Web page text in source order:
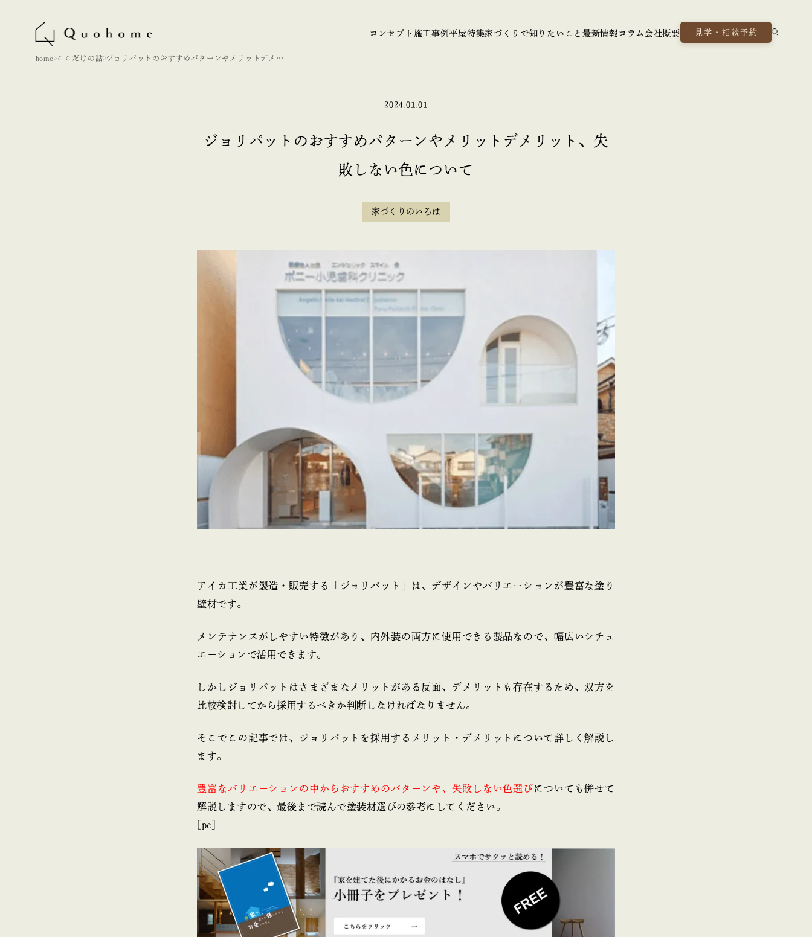
コンセプト 施工事例平屋特集家づくりで知りたいこと最新情報 コラム 会社概要 見学・相談予約
home ここだけの話 ジョリパットのおすすめパターンやメリットデメリ
2024.01.01
ジョリパットのおすすめパターンやメリットデメリット、失
敗しない色について
家づくりのいろは
アイカ工業が製造・販売する「ジョリパット」は、デザインやバリエーションが豊富な塗り
壁材です。
メンテナンスがしやすい特徴があり、内外装の両方に使用できる製品なので、幅広いシチュ
エーションで活用できます。
しかしジョリパットはさまざまなメリットがある反面、デメリットも存在するため、双方を
比較検討してから採用するべきか判断しなければなりません。
そこでこの記事では、ジョリパットを採用するメリット・デメリットについて詳しく解説し
ます。
豊富なバリエーションの中からおすすめのパターンや、失敗しない色選び についても併せて
解説しますので、最後まで読んで塗装材選びの参考にしてください。
[pc]